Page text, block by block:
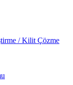
/ Kilit Çözme